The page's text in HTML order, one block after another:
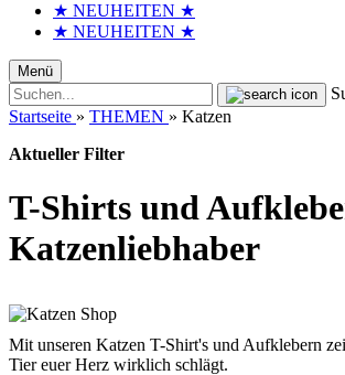
★ NEUHEITEN ★
★ NEUHEITEN ★
Menü
Startseite » THEMEN » Katzen
Aktueller Filter
T-Shirts und
Katzenliebhaber
Mit unseren Katzen T-Shirt's und Aufklebern
Tier euer Herz wirklich schlägt.